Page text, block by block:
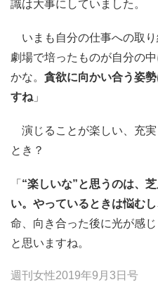
識は大事にしていました。
いまも自分の仕事への取
劇場で培ったものが自分の
かな。 貪欲に向かい合う姿
すね 」
演じることが楽しい、充実
とき？
「 “楽しいな”と思うのは、
い。やっているときは悩む
命、向き合った後に光が感
と思いますね。
週刊女性2019年9月3日号